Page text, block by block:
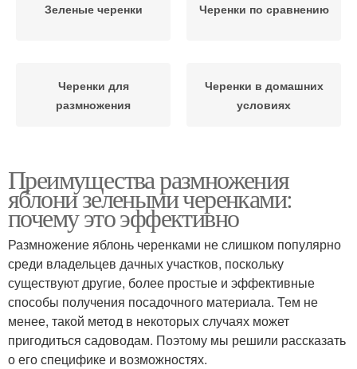
Зеленые черенки Черенки по сравнению
Черенки для
размножения
Черенки в домашних
условиях
Преимущества размножения
яблони зелеными черенками:
почему это эффективно
Размножение яблонь черенками не слишком популярно
среди владельцев дачных участков, поскольку
существуют другие, более простые и эффективные
способы получения посадочного материала. Тем не
менее, такой метод в некоторых случаях может
пригодиться садоводам. Поэтому мы решили рассказать
о его специфике и возможностях.